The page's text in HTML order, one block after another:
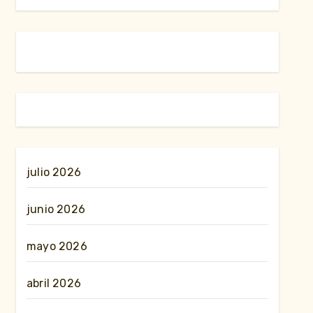
julio 2026
junio 2026
mayo 2026
abril 2026